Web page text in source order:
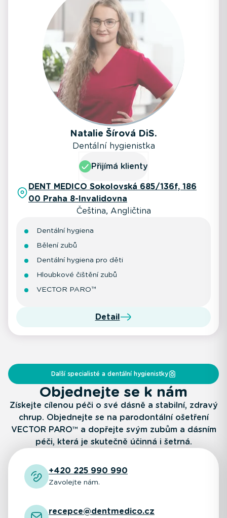
Natalie Šírová DiS.
Dentální hygienistka
Přijímá klienty
DENT MEDICO Sokolovská 685/136f, 186
00 Praha 8-Invalidovna
Čeština, Angličtina
Dentální hygiena
Bělení zubů
Dentální hygiena pro děti
Hloubkové čištění zubů
VECTOR PARO™
Detail
Další specialisté a dentální hygienistky
Objednejte se k nám
Získejte cílenou péči o své dásně a stabilní, zdravý
chrup. Objednejte se na parodontální ošetření
VECTOR PARO™ a dopřejte svým zubům a dásním
péči, která je skutečně účinná i šetrná.
+420 225 990 990
Zavolejte nám.
recepce@dentmedico.cz